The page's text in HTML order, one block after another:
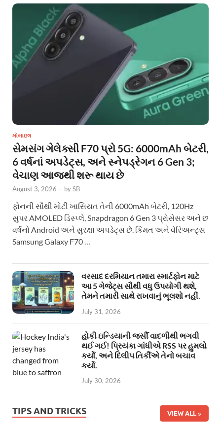
મોબાઇલ
સેમસંગ ગેલેક્સી F70 પ્રો 5G: 6000mAh બેટરી,
6 વર્ષનાં અપડેટ્સ, અને સ્નેપડ્રેગન 6 Gen 3;
વેચાણ આજથી શરૂ થાય છે
August 3, 2026 - bySB
ફોનની સૌથી મોટી ખાસિયત તેની 6000mAh બેટરી, 120Hz
સુપર AMOLED ડિસ્પ્લે, Snapdragon 6 Gen 3 પ્રોસેસર અને છ
વર્ષનો Android અને સુરક્ષા અપડેટ્સ છે. કિંમત અને વેરિઅન્ટ્સ
Samsung Galaxy F70 …
વરસાદ દરમિયાન તમારા સ્માર્ટફોન માટે
આ 5 ગેજેટ્સ સૌથી વધુ ઉપયોગી થશે,
તેમને તમારી સાથે રાખવાનું ભૂલશો નહીં.
July 31, 2026
હોકી ઇન્ડિયાની જર્સી વાદળીથી ભગવી
થઈ ગઈ! પ્રિયંકા ગાંધીએ RSS પર હુમલો
કર્યો, અને દિલીપ તિર્કીએ તેનો બચાવ
કર્યો.
July 30, 2026
TIPS AND TRICKS VIEW ALL